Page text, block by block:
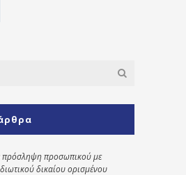
πρόσληψη προσωπικού με
δικαίου ορισμένου